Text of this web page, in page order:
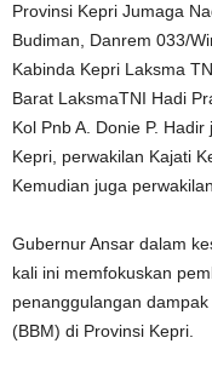
Provinsi Kepri Jumaga
Budiman, Danrem 033/
Kabinda Kepri Laksma
Barat LaksmaTNI Hadi
Kol Pnb A. Donie P.
Kepri, perwakilan Kajati
Kemudian juga
Gubernur Ansar dalam
kali ini memfokuskan
penanggulangan
(BBM) di Provinsi Kepri.